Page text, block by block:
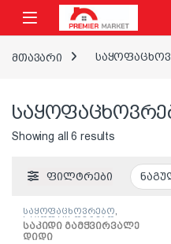
ნავიგაციაზე გადასვლა
შინაარსზე გადასვლა
მთავარი
Showing all 6 results
ფილტრები
საყოფაცხოვრებო,
საყოფაცხოვრებო
პლასტიკი
საკიდი გამჭვირვალე
დიდი